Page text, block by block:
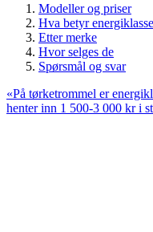
Modeller og priser
Hva betyr
Etter merke
Hvor selges de
Spørsmål og svar
«På tørketrommel er
henter inn 1 500-3 000 kr i